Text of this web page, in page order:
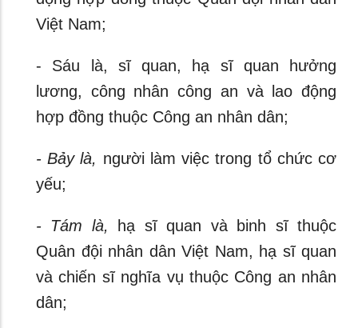
Việt Nam;
- Sáu là, sĩ quan, hạ sĩ quan hưởng
lương, công nhân công an và lao động
hợp đồng thuộc Công an nhân dân;
- Bảy là, người làm việc trong tổ chức cơ
yếu;
- Tám là, hạ sĩ quan và binh sĩ thuộc
Quân đội nhân dân Việt Nam, hạ sĩ quan
và chiến sĩ nghĩa vụ thuộc Công an nhân
dân;